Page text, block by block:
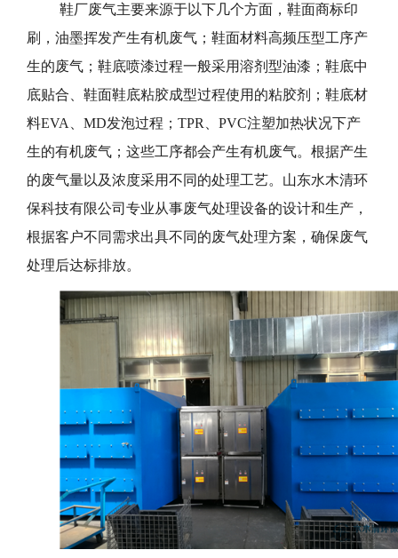
鞋厂废气主要来源于以下几个方面，鞋面商标印
刷，油墨挥发产生有机废气；鞋面材料高频压型工序产
生的废气；鞋底喷漆过程一般采用溶剂型油漆；鞋底中
底贴合、鞋面鞋底粘胶成型过程使用的粘胶剂；鞋底材
料EVA、MD发泡过程；TPR、PVC注塑加热状况下产
生的有机废气；这些工序都会产生有机废气。根据产生
的废气量以及浓度采用不同的处理工艺。山东水木清环
保科技有限公司专业从事废气处理设备的设计和生产，
根据客户不同需求出具不同的废气处理方案，确保废气
处理后达标排放。